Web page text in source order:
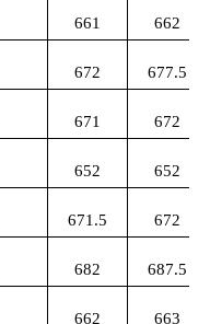
661 662
672 677.5
671 672
652 652
671.5 672
682 687.5
662 663